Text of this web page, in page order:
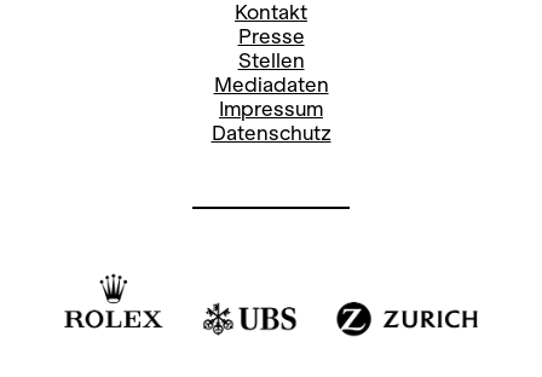
stefanie.paul@opernhaus.ch
Kontakt
Presse
Stellen
Mediadaten
Impressum
Datenschutz